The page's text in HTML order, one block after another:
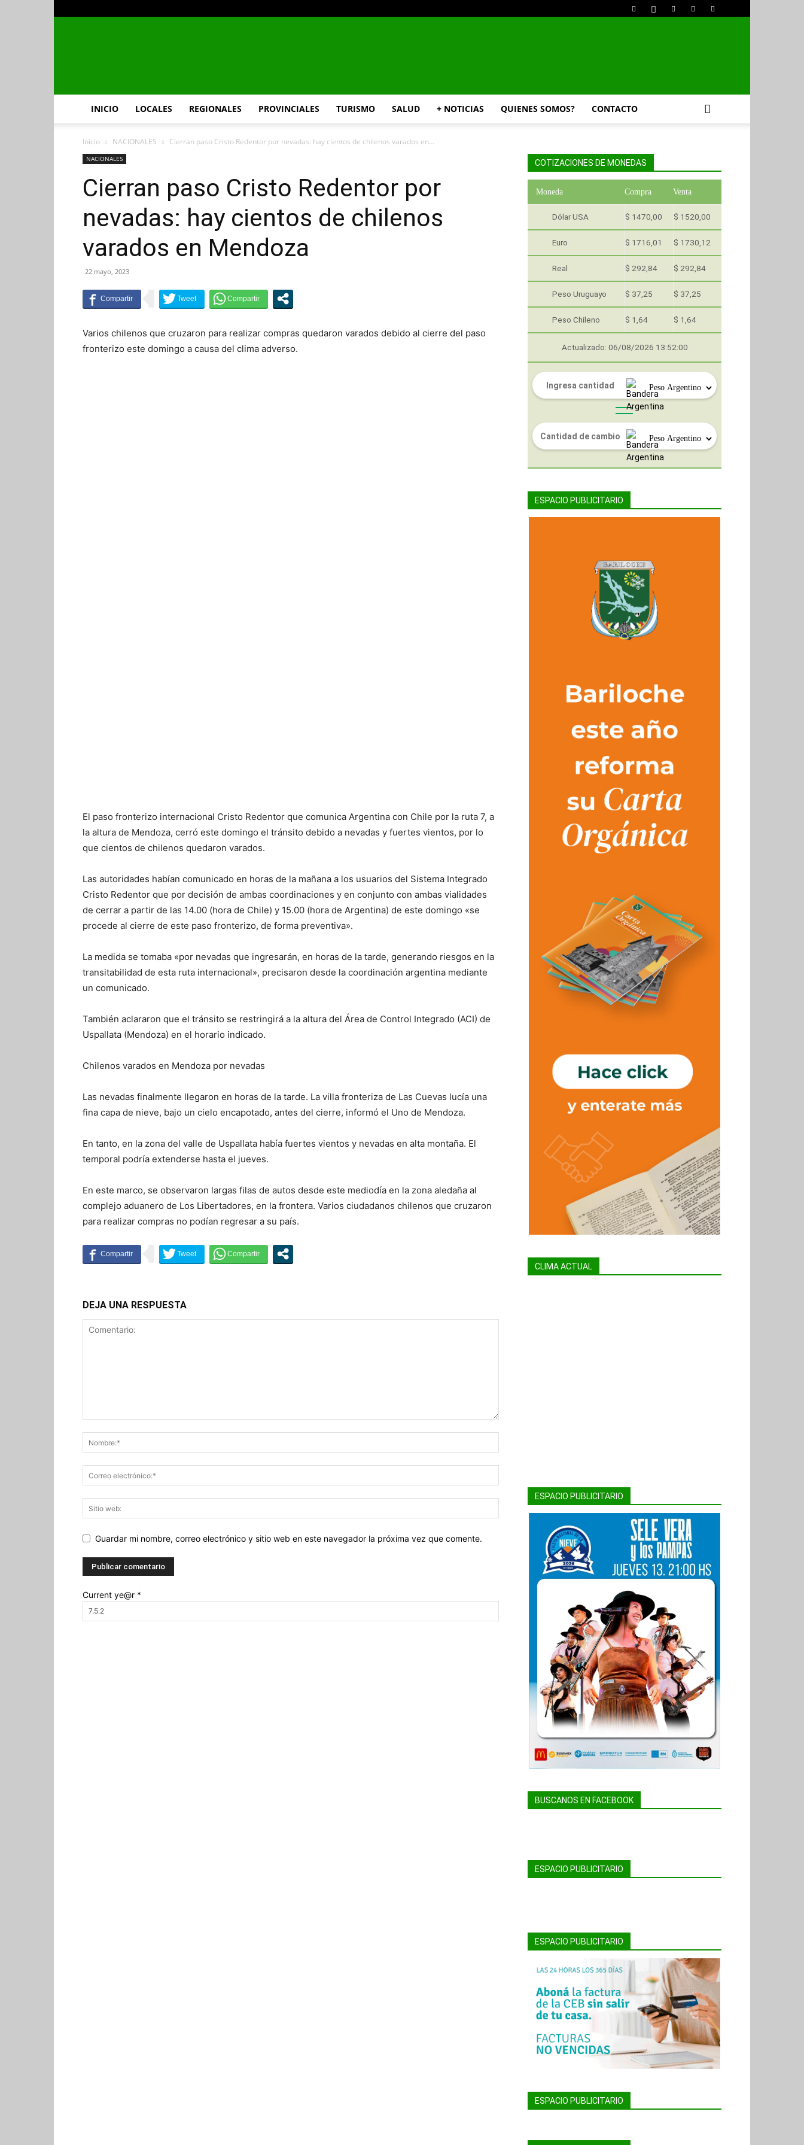
INFO24
INICIO LOCALES REGIONALES PROVINCIALES TURISMO SALUD + NOTICIAS QUIENES SOMOS? CONTACTO
Inicio NACIONALES Cierran paso Cristo Redentor por nevadas: hay cientos de chilenos varados en...
NACIONALES
Cierran paso Cristo Redentor por
nevadas: hay cientos de chilenos
varados en Mendoza
22 mayo, 2023
Varios chilenos que cruzaron para realizar compras quedaron varados debido al cierre del paso
fronterizo este domingo a causa del clima adverso.
El paso fronterizo internacional Cristo Redentor que comunica Argentina con Chile por la ruta 7, a
la altura de Mendoza, cerró este domingo el tránsito debido a nevadas y fuertes vientos, por lo
que cientos de chilenos quedaron varados.
Las autoridades habían comunicado en horas de la mañana a los usuarios del Sistema Integrado
Cristo Redentor que por decisión de ambas coordinaciones y en conjunto con ambas vialidades
de cerrar a partir de las 14.00 (hora de Chile) y 15.00 (hora de Argentina) de este domingo «se
procede al cierre de este paso fronterizo, de forma preventiva».
La medida se tomaba «por nevadas que ingresarán, en horas de la tarde, generando riesgos en la
transitabilidad de esta ruta internacional», precisaron desde la coordinación argentina mediante
un comunicado.
También aclararon que el tránsito se restringirá a la altura del Área de Control Integrado (ACI) de
Uspallata (Mendoza) en el horario indicado.
Chilenos varados en Mendoza por nevadas
Las nevadas finalmente llegaron en horas de la tarde. La villa fronteriza de Las Cuevas lucía una
fina capa de nieve, bajo un cielo encapotado, antes del cierre, informó el Uno de Mendoza.
En tanto, en la zona del valle de Uspallata había fuertes vientos y nevadas en alta montaña. El
temporal podría extenderse hasta el jueves.
En este marco, se observaron largas filas de autos desde este mediodía en la zona aledaña al
complejo aduanero de Los Libertadores, en la frontera. Varios ciudadanos chilenos que cruzaron
para realizar compras no podían regresar a su país.
DEJA UNA RESPUESTA
Guardar mi nombre, correo electrónico y sitio web en este navegador la próxima vez que comente.
Current ye@r *
COTIZACIONES DE MONEDAS
Moneda Compra Venta
Dólar USA $ 1470,00 $ 1520,00
Euro $ 1716,01 $ 1730,12
Real $ 292,84 $ 292,84
Peso Uruguayo $ 37,25 $ 37,25
Peso Chileno $ 1,64 $ 1,64
Actualizado: 06/08/2026 13:52:00
ESPACIO PUBLICITARIO
CLIMA ACTUAL
ESPACIO PUBLICITARIO
BUSCANOS EN FACEBOOK
ESPACIO PUBLICITARIO
ESPACIO PUBLICITARIO
ESPACIO PUBLICITARIO